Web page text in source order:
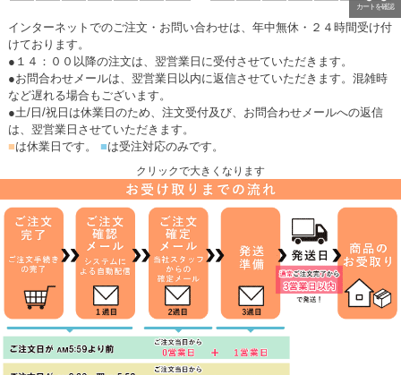
カートを確認
インターネットでのご注文・お問い合わせは、年中無休・２４時間受け付
けております。
●１４：００以降の注文は、翌営業日に受付させていただきます。
●お問合わせメールは、翌営業日以内に返信させていただきます。混雑時
など遅れる場合もございます。
●土/日/祝日は休業日のため、注文受付及び、お問合わせメールへの返信
は、翌営業日させていただきます。
■は休業日です。 ■は受注対応のみです。
クリックで大きくなります